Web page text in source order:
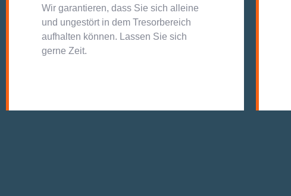
Wir garantieren, dass Sie sich alleine
und ungestört in dem Tresorbereich
aufhalten können. Lassen Sie sich
gerne Zeit.